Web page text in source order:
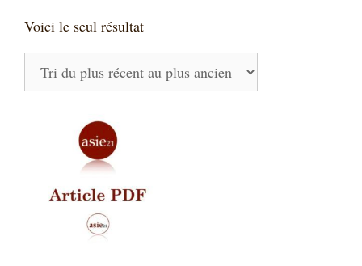
Voici le seul résultat